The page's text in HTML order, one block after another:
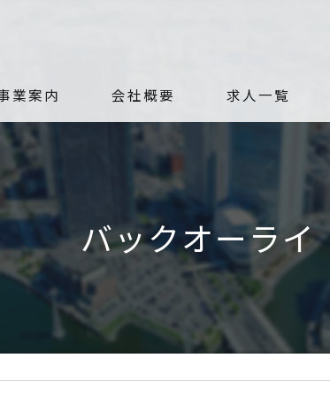
業案内 会社概要
社員紹介
ビジョン
求める人物像
求人一覧
バックオーライ